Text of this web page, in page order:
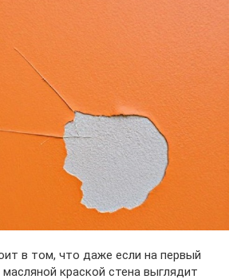
в том, что даже если на первый
краской стена выглядит